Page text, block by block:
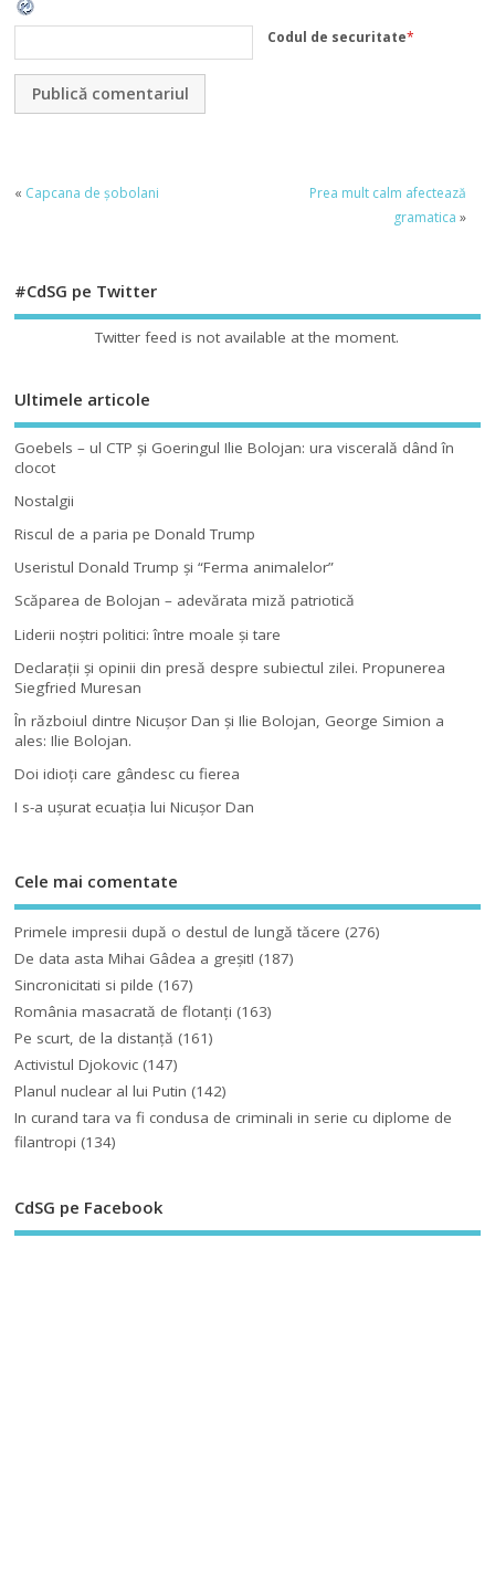
Codul de securitate*
« Capcana de șobolani
Prea mult calm afectează
gramatica »
#CdSG pe Twitter
Twitter feed is not available at the moment.
Ultimele articole
Goebels – ul CTP şi Goeringul Ilie Bolojan: ura viscerală dând în
clocot
Nostalgii
Riscul de a paria pe Donald Trump
Useristul Donald Trump şi “Ferma animalelor”
Scăparea de Bolojan – adevărata miză patriotică
Liderii noştri politici: între moale şi tare
Declaraţii şi opinii din presă despre subiectul zilei. Propunerea
Siegfried Muresan
În războiul dintre Nicuşor Dan şi Ilie Bolojan, George Simion a
ales: Ilie Bolojan.
Doi idioţi care gândesc cu fierea
I s-a uşurat ecuaţia lui Nicuşor Dan
Cele mai comentate
Primele impresii după o destul de lungă tăcere (276)
De data asta Mihai Gâdea a greşit! (187)
Sincronicitati si pilde (167)
România masacrată de flotanţi (163)
Pe scurt, de la distanță (161)
Activistul Djokovic (147)
Planul nuclear al lui Putin (142)
In curand tara va fi condusa de criminali in serie cu diplome de
filantropi (134)
CdSG pe Facebook